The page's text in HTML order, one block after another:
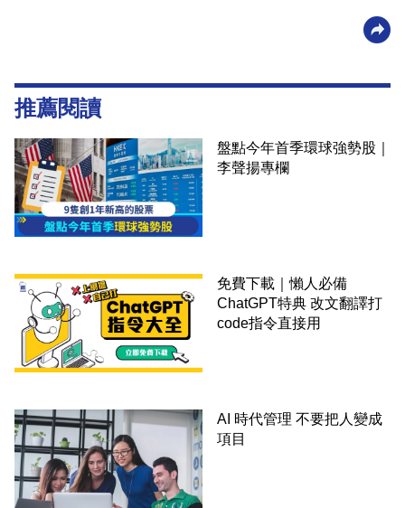
推薦閱讀
盤點今年首季環球強勢股｜
李聲揚專欄
免費下載｜懶人必備
ChatGPT特典 改文翻譯打
code指令直接用
AI 時代管理 不要把人變成
項目